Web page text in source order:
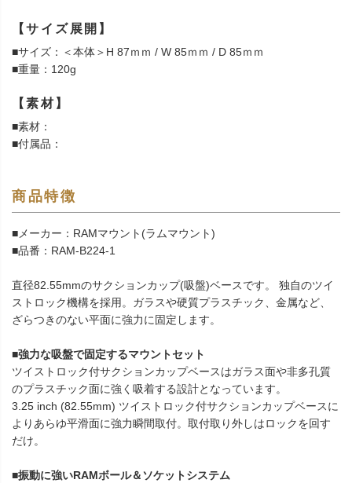
【サイズ展開】
■サイズ：＜本体＞H 87ｍｍ / W 85ｍｍ / D 85ｍｍ
■重量：120g
【素材】
■素材：
■付属品：
商品特徴
■メーカー：RAMマウント(ラムマウント)
■品番：RAM-B224-1
直径82.55mmのサクションカップ(吸盤)ベースです。 独自のツイ
ストロック機構を採用。ガラスや硬質プラスチック、金属など、
ざらつきのない平面に強力に固定します。
■強力な吸盤で固定するマウントセット
ツイストロック付サクションカップベースはガラス面や非多孔質
のプラスチック面に強く吸着する設計となっています。
3.25 inch (82.55mm) ツイストロック付サクションカップベースに
よりあらゆ平滑面に強力瞬間取付。取付取り外しはロックを回す
だけ。
■振動に強いRAMボール＆ソケットシステム